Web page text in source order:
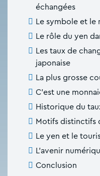
échangées
Le symbole et le
Le rôle du yen
Les taux de
japonaise
La plus grosse
C'est une
Historique du
Motifs distinctifs
Le yen et le
L'avenir
Conclusion